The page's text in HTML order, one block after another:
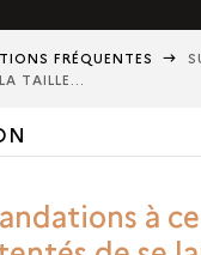
FRÉQUENTES
TAILLE...
DE DÉCOUVERTEà